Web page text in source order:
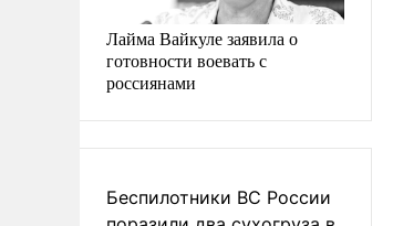
Лайма Вайкуле заявила о
готовности воевать с
россиянами
Беспилотники ВС России